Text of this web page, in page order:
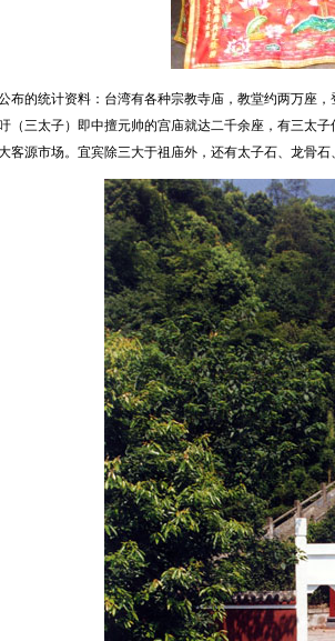
的统计资料：台湾有各种宗教寺庙，教堂约两万座
（三太子）即中擅元帅的宫庙就达二千余座，有三太
客源市场。宜宾除三大于祖庙外，还有太子石、龙骨